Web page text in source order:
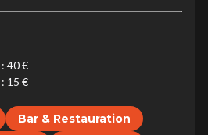
40 €
15 €
Bar & Restauration